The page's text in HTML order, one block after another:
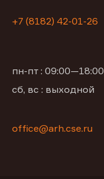
+7 (8182) 42-01-26
пн-пт : 09:00—18:00
сб, вс : выходной
office@arh.cse.ru